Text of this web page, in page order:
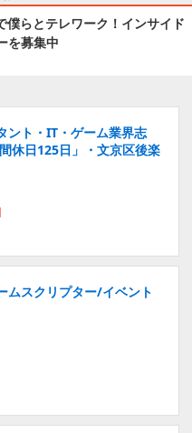
僕らとテレワーク！インサイド
を募集中
ント・IT・ゲーム業界志
休日125日」・文京区後楽
ムスクリプター/イベント